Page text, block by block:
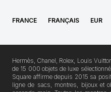
FRANCE FRANÇAIS EUR
Hermès, Chanel, Rolex, Louis
de 15 000 objets de luxe
Square affirme depuis 2015 sa
ligne de sacs, montres, bijoux et